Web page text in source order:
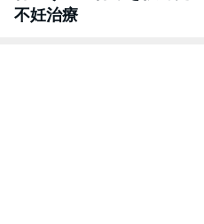
不妊治療